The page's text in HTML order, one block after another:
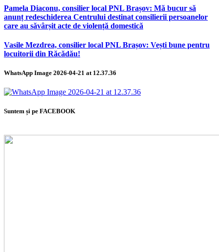
Pamela Diaconu, consilier local PNL Brașov: Mă bucur să
anunț redeschiderea Centrului destinat consilierii persoanelor
care au săvârșit acte de violență domestică
Vasile Mezdrea, consilier local PNL Brașov: Vești bune pentru
locuitorii din Răcădău!
WhatsApp Image 2026-04-21 at 12.37.36
Suntem și pe FACEBOOK